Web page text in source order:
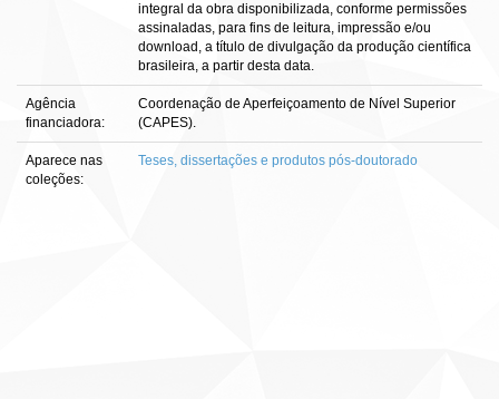
integral da obra disponibilizada, conforme permissões
assinaladas, para fins de leitura, impressão e/ou
download, a título de divulgação da produção científica
brasileira, a partir desta data.
Agência
financiadora:
Coordenação de Aperfeiçoamento de Nível Superior
(CAPES).
Aparece nas
coleções:
Teses, dissertações e produtos pós-doutorado